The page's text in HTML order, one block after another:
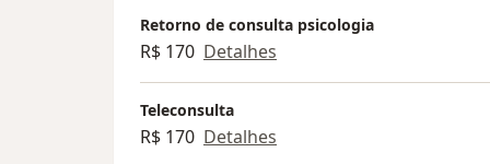
Retorno de consulta psicologia
R$ 170 Detalhes
Teleconsulta
R$ 170 Detalhes